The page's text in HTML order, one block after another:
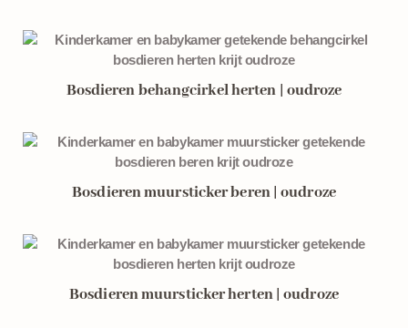
Bosdieren behangcirkel herten | oudroze
Bosdieren muursticker beren | oudroze
Bosdieren muursticker herten | oudroze